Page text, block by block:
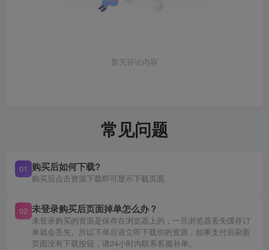
暂无评论内容
常见问题
01 购买后如何下载?
购买后点击资源下载即可显示下载页面
02 未登录购买后页面掉单怎么办？
未登录购买的资源是保存在浏览器上的，一旦浏览器丢失缓存订
单就会丢失。所以下单后请立即下载你的资源，如果支付后刷新
页面没有下载按钮，请24小时内联系客服补单。